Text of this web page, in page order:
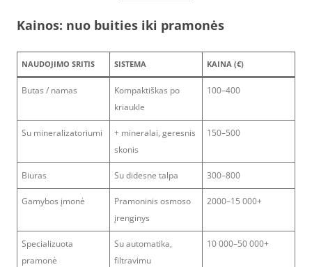
Kainos: nuo buities iki pramonės
NAUDOJIMO SRITIS SISTEMA KAINA (€)
Butas / namas
Kompaktiškas po
kriaukle
100–400
Su mineralizatoriumi
+ mineralai, geresnis
skonis
150–500
Biuras Su didesne talpa 300–800
Gamybos įmonė
Pramoninis osmoso
įrenginys
2000–15 000+
Specializuota
pramonė
Su automatika,
filtravimu
10 000–50 000+